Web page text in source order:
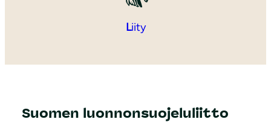
Liity
Suomen luonnonsuojeluliitto